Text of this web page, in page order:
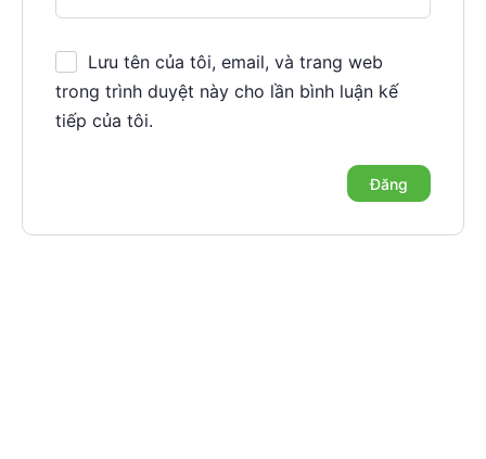
Lưu tên của tôi, email, và trang web
trong trình duyệt này cho lần bình luận kế
tiếp của tôi.